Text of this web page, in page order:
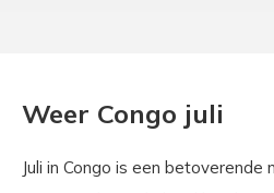
Weer Congo juli
Juli in Congo is een betoverende